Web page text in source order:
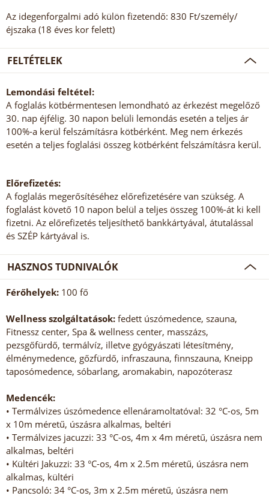
Az idegenforgalmi adó külön fizetendő: 830 Ft/személy/
éjszaka (18 éves kor felett)
FELTÉTELEK
Lemondási feltétel:
A foglalás kötbérmentesen lemondható az érkezést megelőző
30. nap éjfélig. 30 napon belüli lemondás esetén a teljes ár
100%-a kerül felszámításra kötbérként. Meg nem érkezés
esetén a teljes foglalási összeg kötbérként felszámításra kerül.
Előrefizetés:
A foglalás megerősítéséhez előrefizetésére van szükség. A
foglalást követő 10 napon belül a teljes összeg 100%-át ki kell
fizetni. Az előrefizetés teljesíthető bankkártyával, átutalással
és SZÉP kártyával is.
HASZNOS TUDNIVALÓK
Férőhelyek: 100 fő
Wellness szolgáltatások: fedett úszómedence, szauna,
Fitnessz center, Spa & wellness center, masszázs,
pezsgőfürdő, termálvíz, illetve gyógyászati létesítmény,
élménymedence, gőzfürdő, infraszauna, finnszauna, Kneipp
taposómedence, sóbarlang, aromakabin, napozóterasz
Medencék:
• Termálvizes úszómedence ellenáramoltatóval: 32 °C-os, 5m
x 10m méretű, úszásra alkalmas, beltéri
• Termálvizes jacuzzi: 33 °C-os, 4m x 4m méretű, úszásra nem
alkalmas, beltéri
• Kültéri Jakuzzi: 33 °C-os, 4m x 2.5m méretű, úszásra nem
alkalmas, kültéri
• Pancsoló: 34 °C-os, 3m x 2.5m méretű, úszásra nem